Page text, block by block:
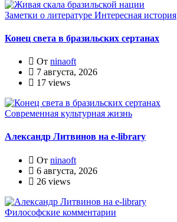
Заметки о литературе Интересная история
Конец света в бразильских сертанах
От ninaoft
7 августа, 2026
17 views
Современная культурная жизнь
Александр Литвинов на e-library
От ninaoft
6 августа, 2026
26 views
Философские комментарии